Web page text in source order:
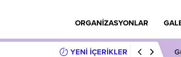
ORGANİZASYONLAR
YENİ İÇERİKLER